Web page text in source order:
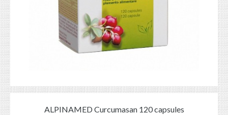
ALPINAMED Curcumasan 120 capsules